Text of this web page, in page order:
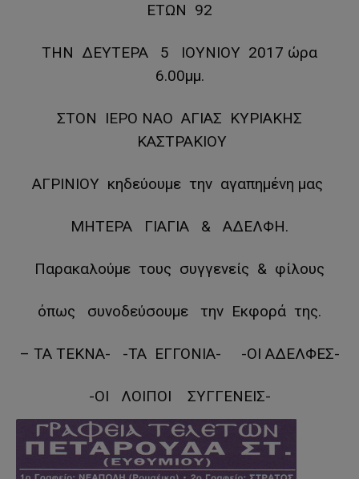
ΕΤΩΝ 92
ΤΗΝ ΔΕΥΤΕΡΑ 5 ΙΟΥΝΙΟΥ 2017 ώρα
6.00μμ.
ΣΤΟΝ ΙΕΡΟ ΝΑΟ ΑΓΙΑΣ ΚΥΡΙΑΚΗΣ
ΚΑΣΤΡΑΚΙΟΥ
ΑΓΡΙΝΙΟΥ κηδεύουμε την αγαπημένη μας
ΜΗΤΕΡΑ ΓΙΑΓΙΑ & ΑΔΕΛΦΗ.
Παρακαλούμε τους συγγενείς & φίλους
όπως συνοδεύσουμε την Εκφορά της.
– ΤΑ ΤΕΚΝΑ- -ΤΑ ΕΓΓΟΝΙΑ- -ΟΙ ΑΔΕΛΦΕΣ-
-ΟΙ ΛΟΙΠΟΙ ΣΥΓΓΕΝΕΙΣ-